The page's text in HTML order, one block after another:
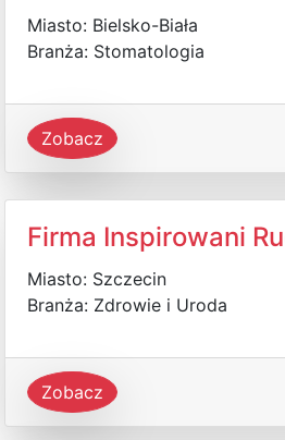
Miasto: Bielsko-Biała
Branża: Stomatologia
Zobacz
Firma Inspirowani
Miasto: Szczecin
Branża: Zdrowie i Uroda
Zobacz